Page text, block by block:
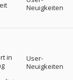
Neuigkeiten
in
User-
Neuigkeiten